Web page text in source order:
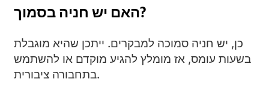
האם יש חניה בסמוך?
כן, יש חניה סמוכה למבקרים. ייתכן שהיא מוגבלת
בשעות עומס, אז מומלץ להגיע מוקדם או להשתמש
בתחבורה ציבורית.